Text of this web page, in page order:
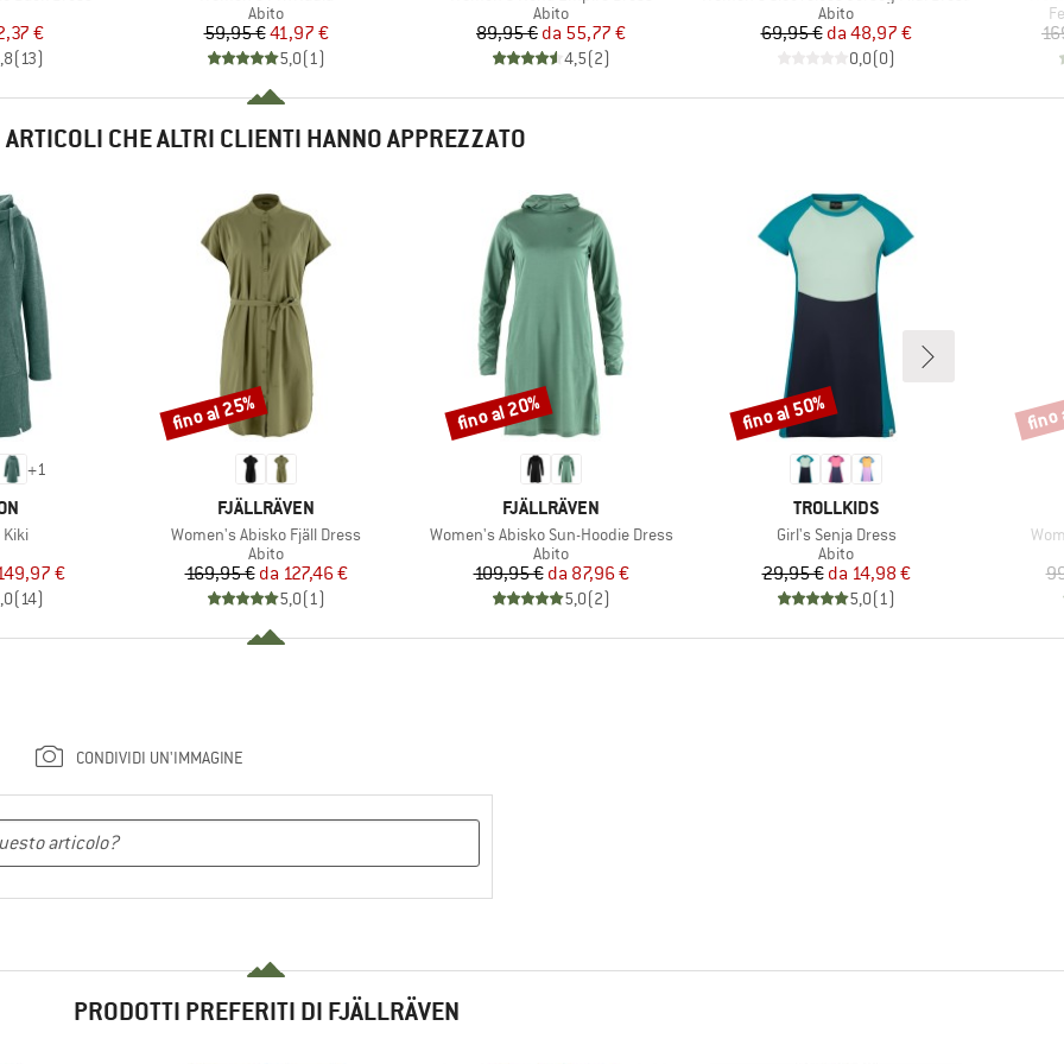
di prodotti
ridotto
€
(13)
Gruppo di prodotti
Abito
Prezzo
59,95 €Prezzo ridotto
41,97 €
5,0(1)
Gruppo di prodotti
Abito
Prezzo
89,95 € Prezzo ridotto
da 55,77 €
4,5(2)
Gruppo di prodotti
Abito
Prezzo
69,95 € Prezzo ridotto
da 48,97 €
0,0(0)
ARTICOLI CHE ALTRI CLIENTI HANNO APPREZZATO
+1
di prodotti
ridotto
€
(14)
MARCHIO
FJÄLLRÄVEN
Articolo
Women's Abisko Fjäll Dress
Gruppo di prodotti
Abito
Prezzo
169,95 € Prezzo ridotto
da 127,46 €
5,0(1)
Sconto
fino al 25%
MARCHIO
FJÄLLRÄVEN
Articolo
Women's Abisko Sun-Hoodie Dress
Gruppo di prodotti
Abito
Prezzo
109,95 € Prezzo ridotto
da 87,96 €
5,0(2)
Sconto
fino al 20%
MARCHIO
TROLLKIDS
Articolo
Girl's Senja Dress
Gruppo di prodotti
Abito
Prezzo
29,95 € Prezzo ridotto
da 14,98 €
5,0(1)
Sconto
fino al 50% fino
CONDIVIDI UN'IMMAGINE
PRODOTTI PREFERITI DI FJÄLLRÄVEN